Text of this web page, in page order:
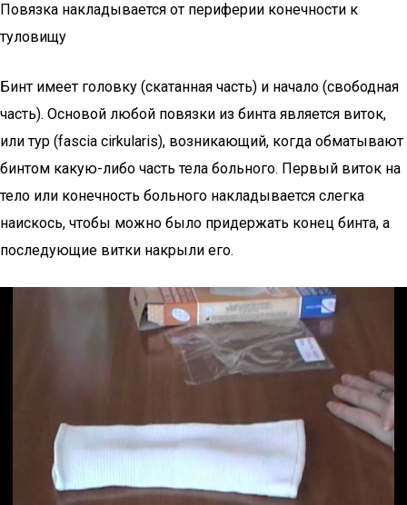
Повязка накладывается от периферии конечности к
туловищу
Бинт имеет головку (скатанная часть) и начало (свободная
часть). Основой любой повязки из бинта является виток,
или тур (fascia cirkularis), возникающий, когда обматывают
бинтом какую-либо часть тела больного. Первый виток на
тело или конечность больного накладывается слегка
наискось, чтобы можно было придержать конец бинта, а
последующие витки накрыли его.